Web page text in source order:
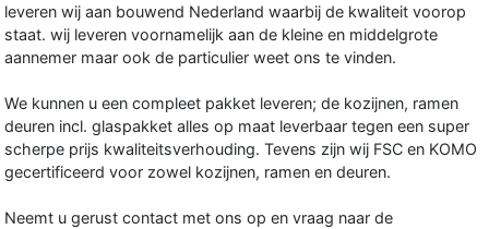
leveren wij aan bouwend Nederland waarbij de kwaliteit voorop
staat. wij leveren voornamelijk aan de kleine en middelgrote
aannemer maar ook de particulier weet ons te vinden.
We kunnen u een compleet pakket leveren; de kozijnen, ramen
deuren incl. glaspakket alles op maat leverbaar tegen een super
scherpe prijs kwaliteitsverhouding. Tevens zijn wij FSC en KOMO
gecertificeerd voor zowel kozijnen, ramen en deuren.
Neemt u gerust contact met ons op en vraag naar de